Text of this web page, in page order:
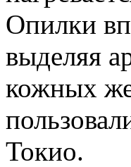
Опилки
выделяя
кожных
Токио.